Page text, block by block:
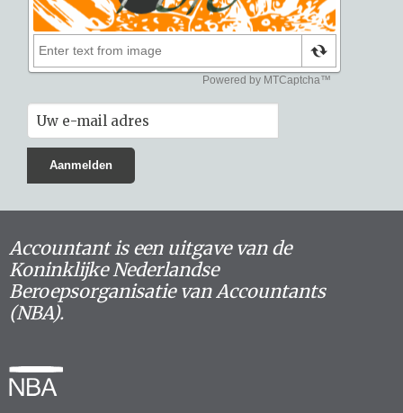
Accountant is een uitgave van de
Koninklijke Nederlandse
Beroepsorganisatie van Accountants
(NBA).